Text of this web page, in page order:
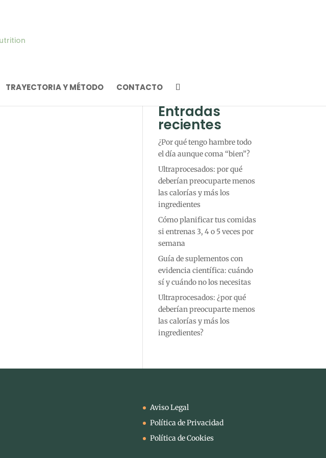
TRAYECTORIA Y MÉTODO CONTACTO
Entradas
recientes
¿Por qué tengo hambre todo
el día aunque coma “bien”?
Ultraprocesados: por qué
deberían preocuparte menos
las calorías y más los
ingredientes
Cómo planificar tus comidas
si entrenas 3, 4 o 5 veces por
semana
Guía de suplementos con
evidencia científica: cuándo
sí y cuándo no los necesitas
Ultraprocesados: ¿por qué
deberían preocuparte menos
las calorías y más los
ingredientes?
Aviso Legal
Política de Privacidad
Política de Cookies